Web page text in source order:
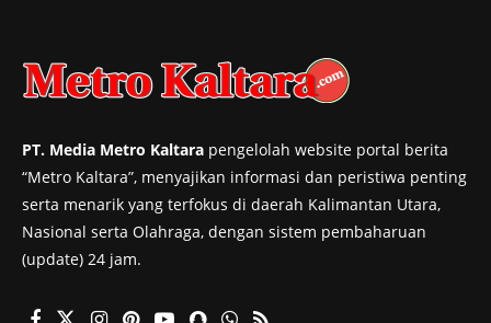
PT. Media Metro Kaltara pengelolah website portal berita
“Metro Kaltara”, menyajikan informasi dan peristiwa penting
serta menarik yang terfokus di daerah Kalimantan Utara,
Nasional serta Olahraga, dengan sistem pembaharuan
(update) 24 jam.